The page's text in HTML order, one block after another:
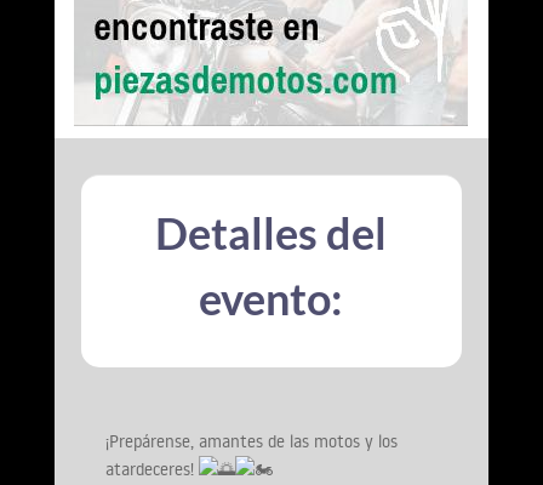
Detalles del
evento:
¡Prepárense, amantes de las motos y los
atardeceres!